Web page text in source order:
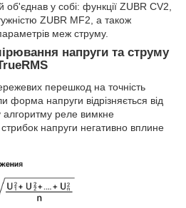
у собі: функції ZUBR CV2,
ZUBR MF2, а також
меж струму.
напруги та струму
перешкод на точність
форма напруги відрізняється від
алгоритму реле вимкне
напруги негативно вплине